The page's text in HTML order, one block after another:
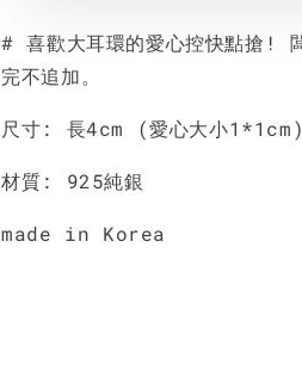
# 喜歡大耳環的愛心控快點搶!
完不追加。
尺寸: 長4cm (愛心大小1*1cm)
材質: 925純銀
made in Korea